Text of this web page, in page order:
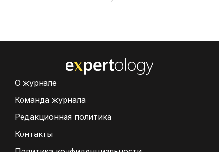
О журнале
Команда журнала
Редакционная политика
Контакты